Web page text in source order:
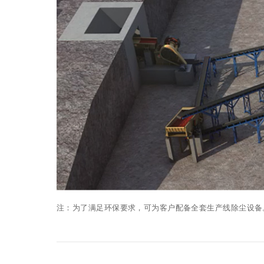
注：为了满足环保要求，可为客户配备全套生产线除尘设